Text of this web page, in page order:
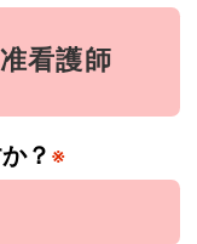
准看護師
？ ※